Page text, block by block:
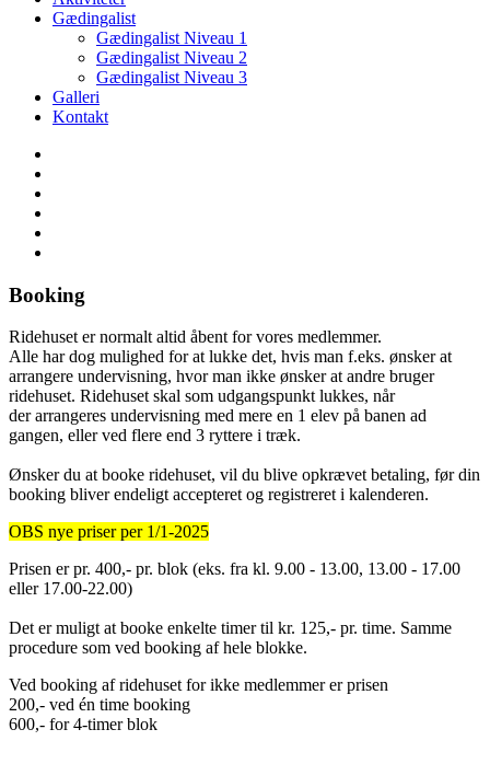
Gædingalist
Gædingalist Niveau 1
Gædingalist Niveau 2
Gædingalist Niveau 3
Galleri
Kontakt
Booking
Ridehuset er normalt altid åbent for vores medlemmer.
Alle har dog mulighed for at lukke det, hvis man f.eks. ønsker at
arrangere undervisning, hvor man ikke ønsker at andre bruger
ridehuset. Ridehuset skal som udgangspunkt lukkes, når
der arrangeres undervisning med mere en 1 elev på banen ad
gangen, eller ved flere end 3 ryttere i træk.
Ønsker du at booke ridehuset, vil du blive opkrævet betaling, før din
booking bliver endeligt accepteret og registreret i kalenderen.
OBS nye priser per 1/1-2025
Prisen er pr. 400,- pr. blok (eks. fra kl. 9.00 - 13.00, 13.00 - 17.00
eller 17.00-22.00)
Det er muligt at booke enkelte timer til kr. 125,- pr. time. Samme
procedure som ved booking af hele blokke.
Ved booking af ridehuset for ikke medlemmer er prisen
200,- ved én time booking
600,- for 4-timer blok